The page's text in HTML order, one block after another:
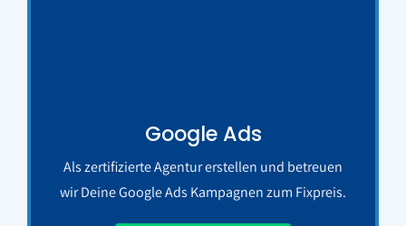
Google Ads
Als zertifizierte Agentur erstellen und betreuen
wir Deine Google Ads Kampagnen zum Fixpreis.